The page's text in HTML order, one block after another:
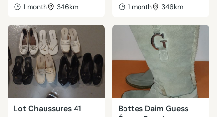
1 month 346km 1 month 346km
Lot Chaussures 41
Bottes Daim Guess